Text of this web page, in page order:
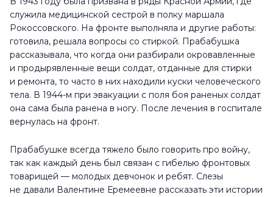
служила медицинской сестрой в полку маршала
Рокоссовского. На фронте выполняла и другие работы:
готовила, решала вопросы со стиркой. Прабабушка
рассказывала, что когда они разбирали окровавленные
и продырявленные вещи солдат, отданные для стирки
и ремонта, то часто в них находили куски человеческого
тела. В 1944-м при эвакуации с поля боя раненых солдат
она сама была ранена в ногу. После лечения в госпитале
вернулась на фронт.
Прабабушке всегда тяжело было говорить про войну,
так как каждый день был связан с гибелью фронтовых
товарищей — молодых девчонок и ребят. Слезы
не давали Валентине Еремеевне рассказать эти истории